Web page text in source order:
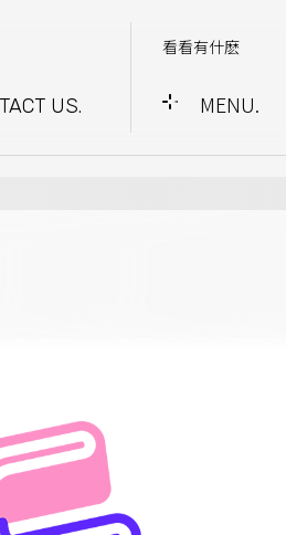
US.
看看有什麽
MENU.